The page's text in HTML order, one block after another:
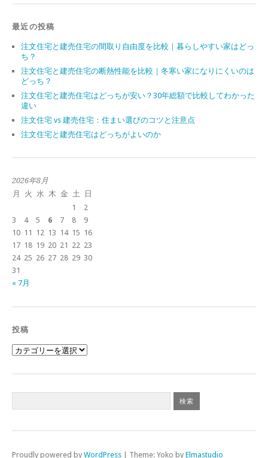
最近の投稿
注文住宅と建売住宅の間取り自由度を比較｜暮らしやすい家はどっ
ち？
注文住宅と建売住宅の断熱性能を比較｜冬寒い家になりにくいのは
どっち？
注文住宅と建売住宅はどっちが安い？30年総額で比較してわかった
違い
注文住宅 vs 建売住宅：住まい選びのコツと注意点
注文住宅と建売住宅はどっちがよいのか
2026年8月
月
火 水 木 金 土
日
1
2
3
4 5 6 7 8
9
10 11 12 13 14 15 16
17 18 19 20 21 22 23
24 25 26 27 28 29 30
31
« 7月
投稿
投
稿
Proudly powered by WordPress | Theme: Yoko by Elmastudio